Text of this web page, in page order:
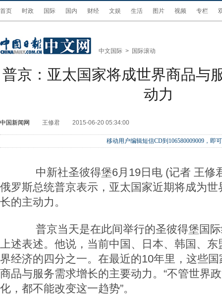
首页 时政 国际 国内 财经 文娱 生活 图片 视频 专栏
中文国际 > 国际滚动
普京：亚太国家将成世界商品与
动力
中国新闻网 王修君 2015-06-20 05:34:00
移动用户编辑短信CD到106580009009，即
中新社圣彼得堡6月19日电 (记者 王修
俄罗斯总统普京表示，亚太国家近期将成为
长的主动力。
普京当天是在此间举行的圣彼得堡国际
上述表述。他说，当前中国、日本、韩国、
界经济的四分之一。在最近的10年里，这些
商品与服务需求增长的主要动力。“不管世界
化，都不能改变这一趋势”。